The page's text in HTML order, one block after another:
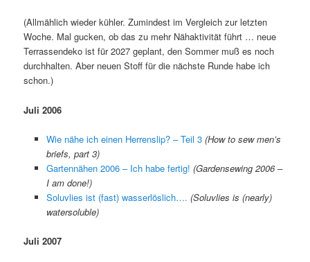
(Allmählich wieder kühler. Zumindest im Vergleich zur letzten
Woche. Mal gucken, ob das zu mehr Nähaktivität führt … neue
Terrassendeko ist für 2027 geplant, den Sommer muß es noch
durchhalten. Aber neuen Stoff für die nächste Runde habe ich
schon.)
Juli 2006
Wie nähe ich einen Herrenslip? – Teil 3 (How to sew men’s
briefs, part 3)
Gartennähen 2006 – Ich habe fertig! (Gardensewing 2006 –
I am done!)
Soluvlies ist (fast) wasserlöslich…. (Soluvlies is (nearly)
watersoluble)
Juli 2007